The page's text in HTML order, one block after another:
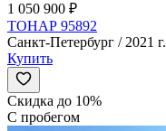
1 050 900 ₽
ТОНАР 95892
Санкт-Петербург / 2021 г.
Купить
Скидка до 10%
С пробегом